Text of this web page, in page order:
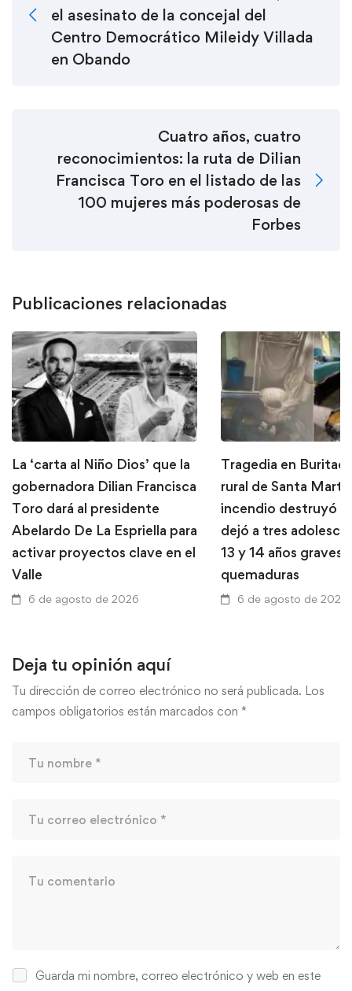
el asesinato de la concejal del
Centro Democrático Mileidy Villada
en Obando
Cuatro años, cuatro
reconocimientos: la ruta de Dilian
Francisca Toro en el listado de las
100 mujeres más poderosas de
Forbes
Publicaciones relacionadas
La ‘carta al Niño Dios’ que la
gobernadora Dilian Francisca
Toro dará al presidente
Abelardo De La Espriella para
activar proyectos clave en el
Valle
6 de agosto de 2026
Tragedia en
rural de Santa
incendio destruyó
dejó a tres
13 y 14 años graves
quemaduras
6 de agosto de 2026
Deja tu opinión aquí
Tu dirección de correo electrónico no será publicada. Los
campos obligatorios están marcados con *
Guarda mi nombre, correo electrónico y web en este